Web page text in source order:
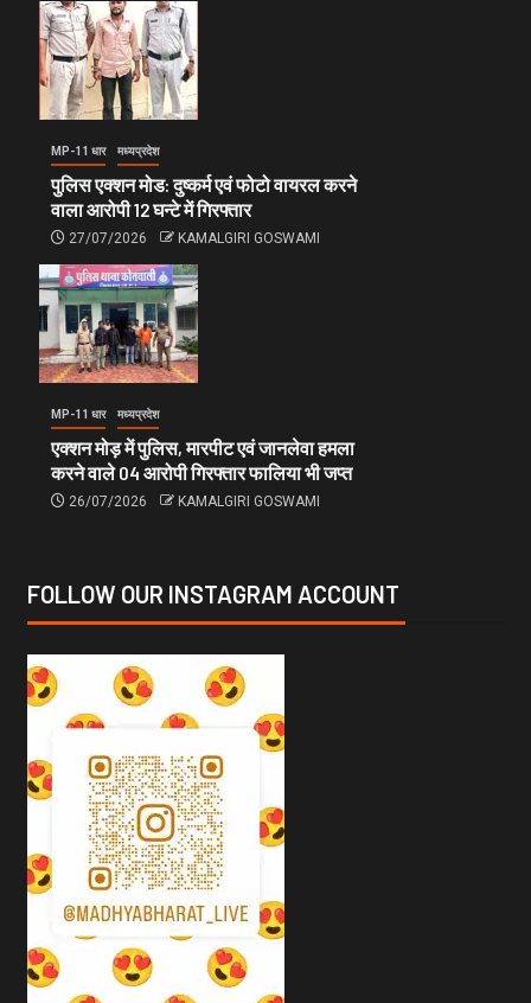
MP-11 धार मध्यप्रदेश
पुलिस एक्शन मोड: दुष्कर्म एवं फोटो वायरल करने
वाला आरोपी 12 घन्टे में गिरफ्तार
27/07/2026 KAMALGIRI GOSWAMI
MP-11 धार मध्यप्रदेश
एक्शन मोड़ में पुलिस, मारपीट एवं जानलेवा हमला
करने वाले 04 आरोपी गिरफ्तार फालिया भी जप्त
26/07/2026 KAMALGIRI GOSWAMI
FOLLOW OUR INSTAGRAM ACCOUNT